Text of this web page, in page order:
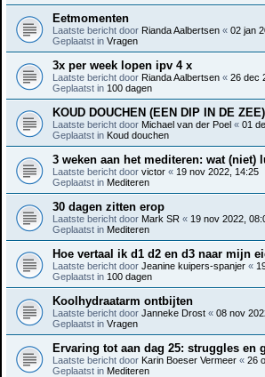
Eetmomenten
Laatste bericht door Rianda Aalbertsen « 02 jan
Geplaatst in Vragen
3x per week lopen ipv 4 x
Laatste bericht door Rianda Aalbertsen « 26 dec
Geplaatst in 100 dagen
KOUD DOUCHEN (EEN DIP IN DE ZEE)
Laatste bericht door Michael van der Poel « 01
Geplaatst in Koud douchen
3 weken aan het mediteren: wat (niet)
Laatste bericht door victor « 19 nov 2022, 14:25
Geplaatst in Mediteren
30 dagen zitten erop
Laatste bericht door Mark SR « 19 nov 2022,
Geplaatst in Mediteren
Hoe vertaal ik d1 d2 en d3 naar mijn
Laatste bericht door Jeanine kuipers-spanjer «
Geplaatst in 100 dagen
Koolhydraatarm ontbijten
Laatste bericht door Janneke Drost « 08 nov
Geplaatst in Vragen
Ervaring tot aan dag 25: struggles en
Laatste bericht door Karin Boeser Vermeer « 26
Geplaatst in Mediteren